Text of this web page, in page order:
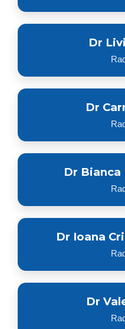
Dr
Dr
Dr Bianca
Dr Ioana
Dr